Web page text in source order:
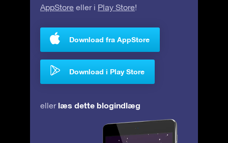
AppStore eller i Play Store!
Download fra AppStore
Download i Play Store
eller læs dette blogindlæg